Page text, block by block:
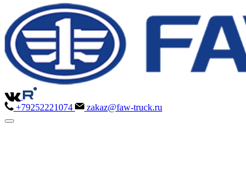
+79252221074 zakaz@faw-truck.ru